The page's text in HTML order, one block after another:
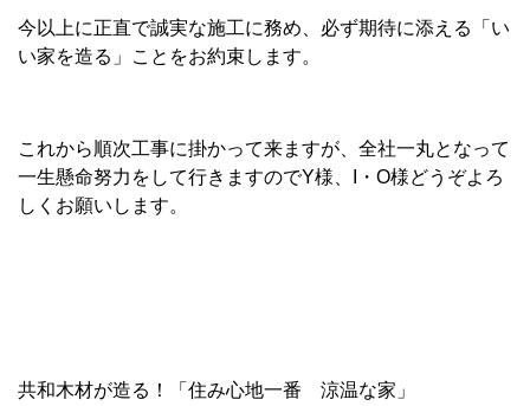
今以上に正直で誠実な施工に務め、必ず期待に添える「い
い家を造る」ことをお約束します。
これから順次工事に掛かって来ますが、全社一丸となって
一生懸命努力をして行きますのでY様、I・O様どうぞよろ
しくお願いします。
共和木材が造る！「住み心地一番 涼温な家」